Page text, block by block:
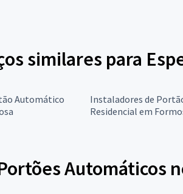
similares para
Automático
Instaladores de
Residencial em
Automáticos